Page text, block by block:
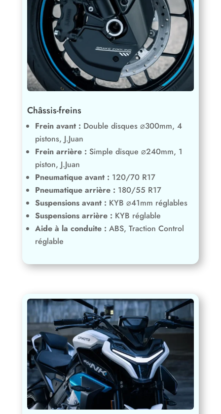
Châssis-freins
Frein avant : Double disques ⌀300mm, 4
pistons, J.Juan
Simple disque ⌀240mm, 1
piston, J.Juan
Pneumatique avant :
120/70 R17
Pneumatique arrière : 180/55 R17
Suspensions avant :
Suspensions arrière : KYB réglable
Aide à la conduite : ABS, Traction Control
réglable
Equipements de série